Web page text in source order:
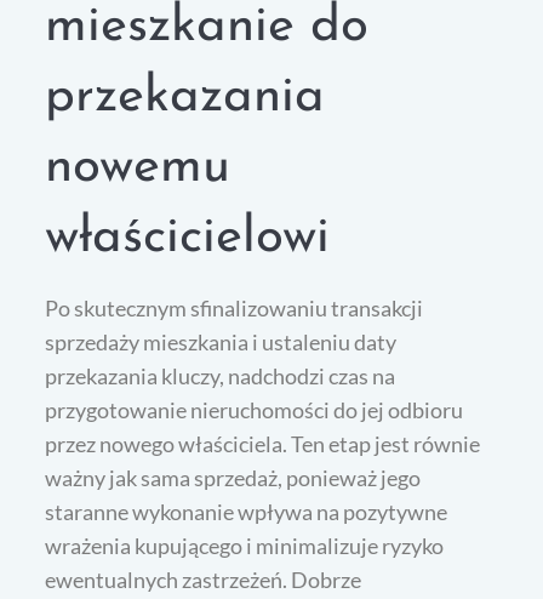
mieszkanie do
przekazania
nowemu
właścicielowi
Po skutecznym sfinalizowaniu transakcji
sprzedaży mieszkania i ustaleniu daty
przekazania kluczy, nadchodzi czas na
przygotowanie nieruchomości do jej odbioru
przez nowego właściciela. Ten etap jest równie
ważny jak sama sprzedaż, ponieważ jego
staranne wykonanie wpływa na pozytywne
wrażenia kupującego i minimalizuje ryzyko
ewentualnych zastrzeżeń. Dobrze